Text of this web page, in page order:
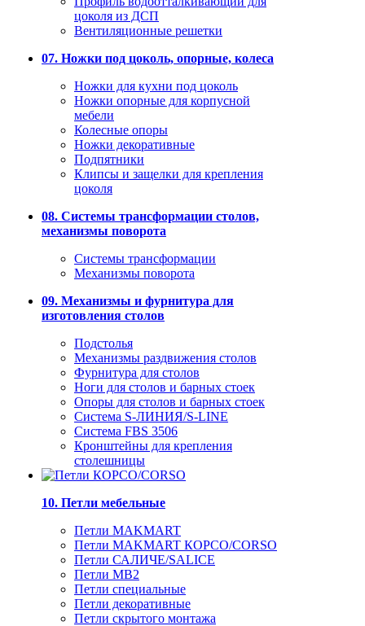
цоколя из ДСП
Вентиляционные решетки
07. Ножки под цоколь, опорные, колеса
Ножки для кухни под цоколь
Ножки опорные для корпусной
мебели
Колесные опоры
Ножки декоративные
Подпятники
Клипсы и защелки для крепления
цоколя
08. Системы трансформации столов,
механизмы поворота
Системы трансформации
Механизмы поворота
09. Механизмы и фурнитура для
изготовления столов
Подстолья
Механизмы раздвижения столов
Фурнитура для столов
Ноги для столов и барных стоек
Опоры для столов и барных стоек
Система S-ЛИНИЯ/S-LINE
Система FBS 3506
Кронштейны для крепления
столешницы
10. Петли мебельные
Петли MAKMART
Петли MAKMART КОРСО/CORSO
Петли САЛИЧЕ/SALICE
Петли MB2
Петли специальные
Петли декоративные
Петли скрытого монтажа